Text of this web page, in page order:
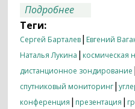
Подробнее
России»
Теги:
Сергей Барталев| Евгений
Наталья Лукина | космическая
дистанционное зондирование
спутниковый мониторинг|
конференция | презентация |